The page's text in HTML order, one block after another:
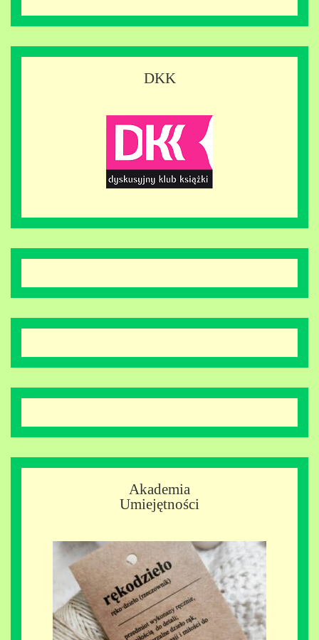
DKK
Akademia
Umiejętności